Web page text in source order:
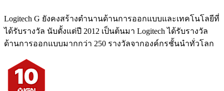
Logitech G ยังคงสร้างตำนานด้านการออกแบบและเทคโนโลยีที่
ได้รับรางวัล นับตั้งแต่ปี 2012 เป็นต้นมา Logitech ได้รับรางวัล
ด้านการออกแบบมากกว่า 250 รางวัลจากองค์กรชั้นนำทั่วโลก